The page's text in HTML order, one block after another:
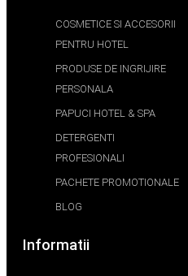
COSMETICE SI ACCESORII
PENTRU HOTEL
PRODUSE DE INGRIJIRE
PERSONALA
PAPUCI HOTEL & SPA
DETERGENTI
PROFESIONALI
PACHETE PROMOTIONALE
BLOG
Informatii